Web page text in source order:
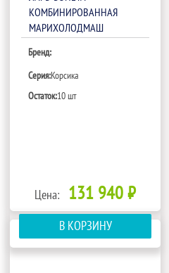
КОМБИНИРОВАННАЯ
МАРИХОЛОДМАШ
(ТОРЦЕВОЙ)
Бренд:
Серия:Корсика
Остаток:10 шт
Цена: 131 940 ₽
В КОРЗИНУ